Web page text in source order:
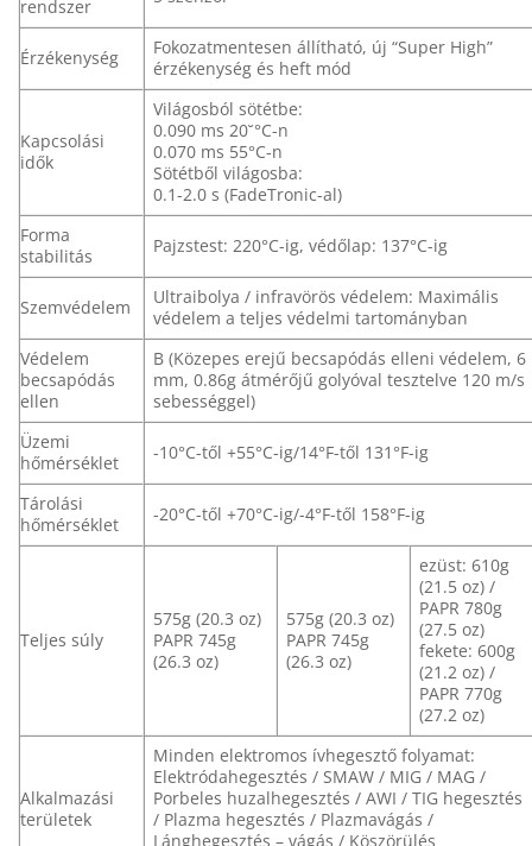
rendszer
Érzékenység
Fokozatmentesen állítható, új “Super High”
érzékenység és heft mód
Kapcsolási
idők
Világosból sötétbe:
0.090 ms 20˘°C-n
0.070 ms 55°C-n
Sötétből világosba:
0.1-2.0 s (FadeTronic-al)
Forma
stabilitás
Pajzstest: 220°C-ig, védőlap: 137°C-ig
Szemvédelem
Ultraibolya / infravörös védelem: Maximális
védelem a teljes védelmi tartományban
Védelem
becsapódás
ellen
B (Közepes erejű becsapódás elleni védelem, 6
mm, 0.86g átmérőjű golyóval tesztelve 120 m/s
sebességgel)
Üzemi
hőmérséklet
-10°C-től +55°C-ig/14°F-től 131°F-ig
Tárolási
hőmérséklet
-20°C-től +70°C-ig/-4°F-től 158°F-ig
Teljes súly
575g (20.3 oz)
PAPR 745g
(26.3 oz)
575g (20.3 oz)
PAPR 745g
(26.3 oz)
ezüst: 610g
(21.5 oz) /
PAPR 780g
(27.5 oz)
fekete: 600g
(21.2 oz) /
PAPR 770g
(27.2 oz)
Alkalmazási
területek
Minden elektromos ívhegesztő folyamat:
Elektródahegesztés / SMAW / MIG / MAG /
Porbeles huzalhegesztés / AWI / TIG hegesztés
/ Plazma hegesztés / Plazmavágás /
Lánghegesztés – vágás / Köszörülés